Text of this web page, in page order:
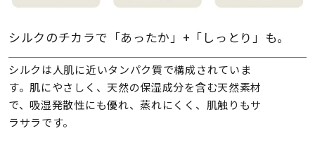
シルクのチカラで「あったか」+「しっとり」も。
シルクは人肌に近いタンパク質で構成されていま
す。肌にやさしく、天然の保湿成分を含む天然素材
で、吸湿発散性にも優れ、蒸れにくく、肌触りもサ
ラサラです。